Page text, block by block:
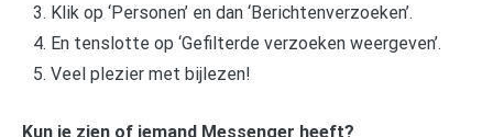
Klik op ‘Personen’ en dan ‘Berichtenverzoeken’.
En tenslotte op ‘Gefilterde verzoeken weergeven’.
Veel plezier met bijlezen!
Kun je zien of iemand Messenger heeft?